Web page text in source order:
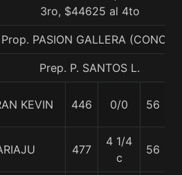
3ro, $44625 al 4to
Prop. PASION GALLERA (CONCE)
Prep. P. SANTOS L.
KEVIN 446 0/0 56
477
4 1/4
c
56